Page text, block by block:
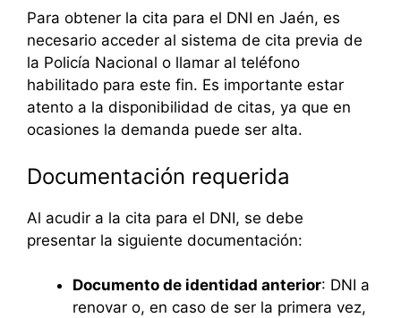
Para obtener la cita para el DNI en Jaén, es
necesario acceder al sistema de cita previa de
la Policía Nacional o llamar al teléfono
habilitado para este fin. Es importante estar
atento a la disponibilidad de citas, ya que en
ocasiones la demanda puede ser alta.
Documentación requerida
Al acudir a la cita para el DNI, se debe
presentar la siguiente documentación:
Documento de identidad anterior: DNI a
renovar o, en caso de ser la primera vez,